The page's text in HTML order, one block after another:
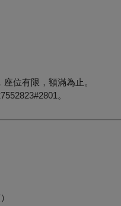
位有限，額滿為止。
。